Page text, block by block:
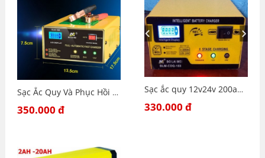
Sạc Ắc Quy Và Phục Hồi Bình Ắc Quy 12V 24V 200AH- Máy Sac Acquy hàng cao cấp
350.000 đ
Sạc ắc quy 12v24v 200ah sạc bình ôtô xe tải thông minh tự động ngắt khi đầy - BT168 NEW
330.000 đ